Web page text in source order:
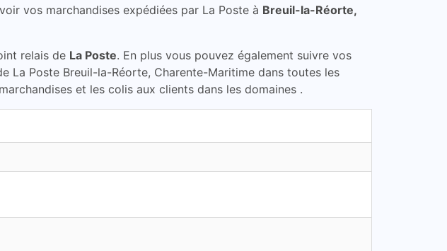
vos marchandises expédiées par La Poste à Breuil-la-Réorte,
relais de La Poste. En plus vous pouvez également suivre vos
La Poste Breuil-la-Réorte, Charente-Maritime dans toutes les
et les colis aux clients dans les domaines .